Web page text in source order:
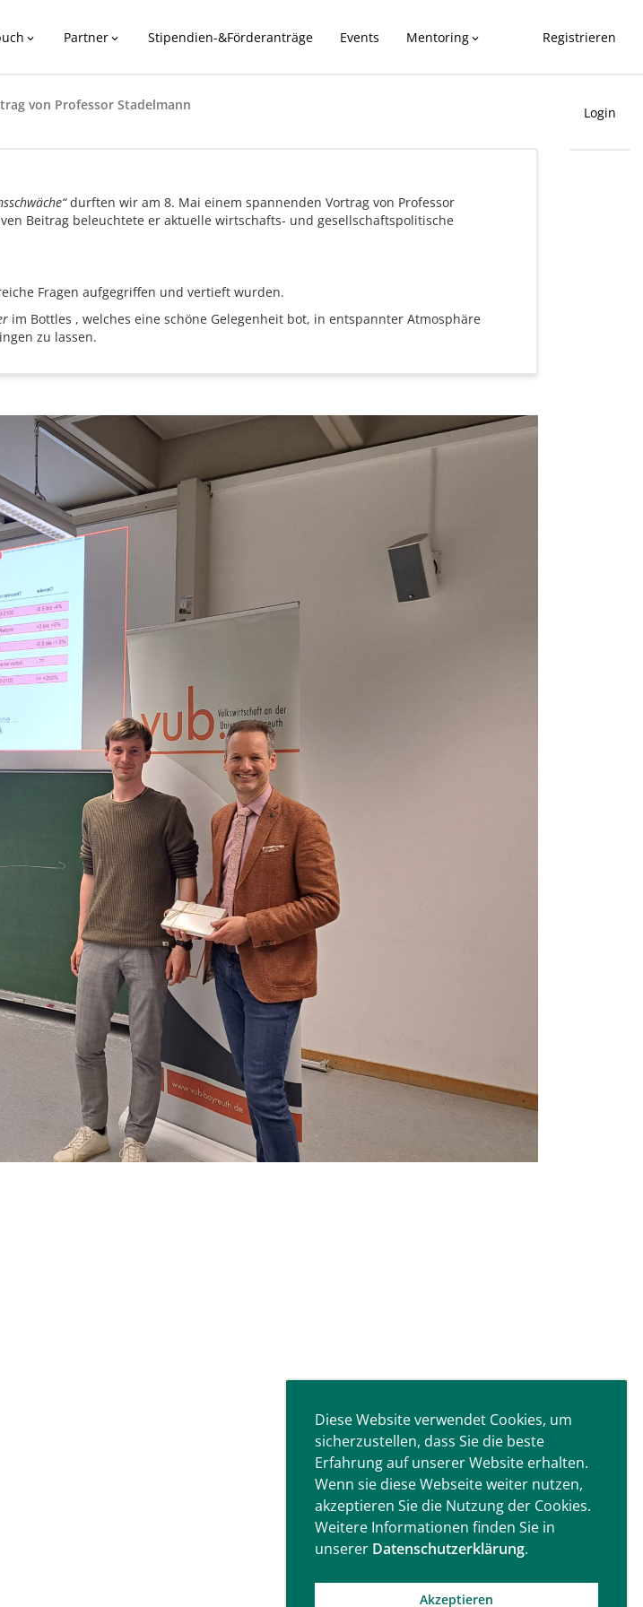
Diese Website verwendet Cookies, um
sicherzustellen, dass Sie die beste
Erfahrung auf unserer Website erhalten.
Wenn sie diese Webseite weiter nutzen,
akzeptieren Sie die Nutzung der Cookies.
Weitere Informationen finden Sie in
unserer Datenschutzerklärung.
Akzeptieren
expand_more Partner expand_more Stipendien-&Förderanträge Events Mentoring expand_more Registrieren
Login
von Professor Stadelmann
durften wir am 8. Mai einem spannenden Vortrag von Professor
Beitrag beleuchtete er aktuelle wirtschafts- und gesellschaftspolitische
Fragen aufgegriffen und vertieft wurden.
im Bottles , welches eine schöne Gelegenheit bot, in entspannter Atmosphäre
zu lassen.